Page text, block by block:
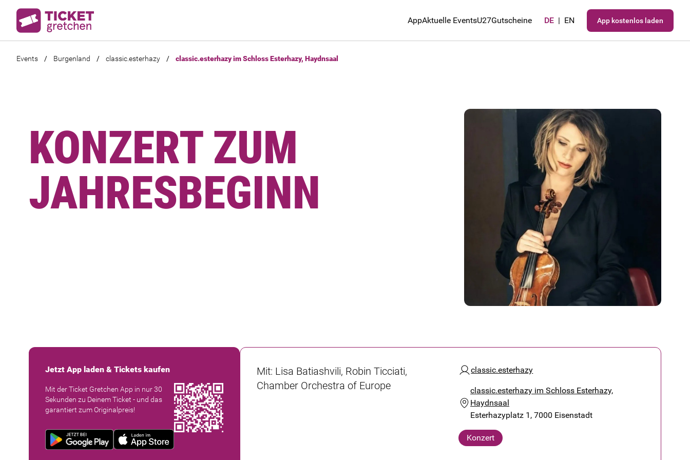
AppAktuelle EventsU27Gutscheine DE | EN App kostenlos laden
Events / Burgenland / classic.esterhazy / classic.esterhazy im Schloss Esterhazy, Haydnsaal
KONZERT ZUM
JAHRESBEGINN
Jetzt App laden & Tickets kaufen
Mit der Ticket Gretchen App in nur 30
Sekunden zu Deinem Ticket - und das
garantiert zum Originalpreis!
Mit: Lisa Batiashvili, Robin Ticciati,
Chamber Orchestra of Europe
classic.esterhazy
classic.esterhazy im Schloss Esterhazy,
Haydnsaal
Esterhazyplatz 1, 7000 Eisenstadt
Konzert